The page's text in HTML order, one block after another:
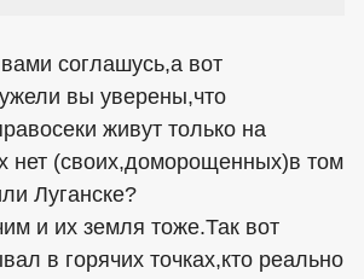
соглашусь,а вот
вы уверены,что
живут только на
нет (своих,доморощенных)в том
Луганске?
и их земля тоже.Так вот
в горячих точках,кто реально